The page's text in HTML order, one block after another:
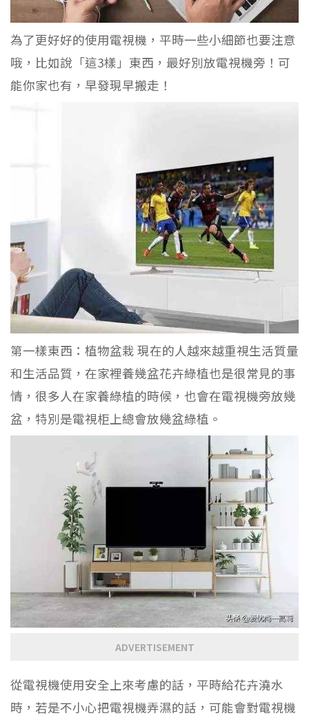
為了更好好的使用電視機，平時一些小細節也要注意
哦，比如說「這3樣」東西，最好別放電視機旁！可
能你家也有，早發現早搬走！
第一樣東西：植物盆栽 現在的人越來越重視生活質量
和生活品質，在家裡養幾盆花卉綠植也是很常見的事
情，很多人在家養綠植的時候，也會在電視機旁放幾
盆，特別是電視柜上總會放幾盆綠植。
ADVERTISEMENT
從電視機使用安全上來考慮的話，平時給花卉澆水
時，若是不小心把電視機弄濕的話，可能會對電視機